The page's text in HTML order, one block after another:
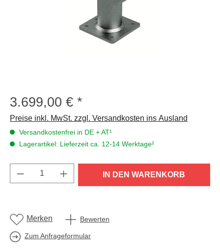
Regulärer Preis:
3.699,00 €
Preise inkl. MwSt. zzgl. Versandkosten ins Ausland
Versandkostenfrei in DE + AT¹
Lagerartikel: Lieferzeit ca. 12-14 Werktage²
Produkt Anzahl: Gib den gewünschten
IN DEN WARENKORB
Merken Bewerten
Zum Anfrageformular